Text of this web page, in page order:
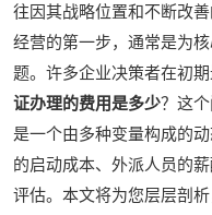
往因其战略位置和不断改
经营的第一步，通常是为
题。许多企业决策者在初期
证办理的费用是多少？这
是一个由多种变量构成的
的启动成本、外派人员的
评估。本文将为您层层剖